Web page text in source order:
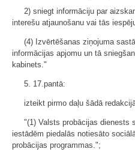
2) sniegt informāciju par
interešu atjaunošanu vai tās
(4) Izvērtēšanas ziņojuma
informācijas apjomu un tā
kabinets."
5. 17.pantā:
izteikt pirmo daļu šādā
"(1) Valsts probācijas dienests
iestādēm piedalās notiesāto
probācijas programmas.";